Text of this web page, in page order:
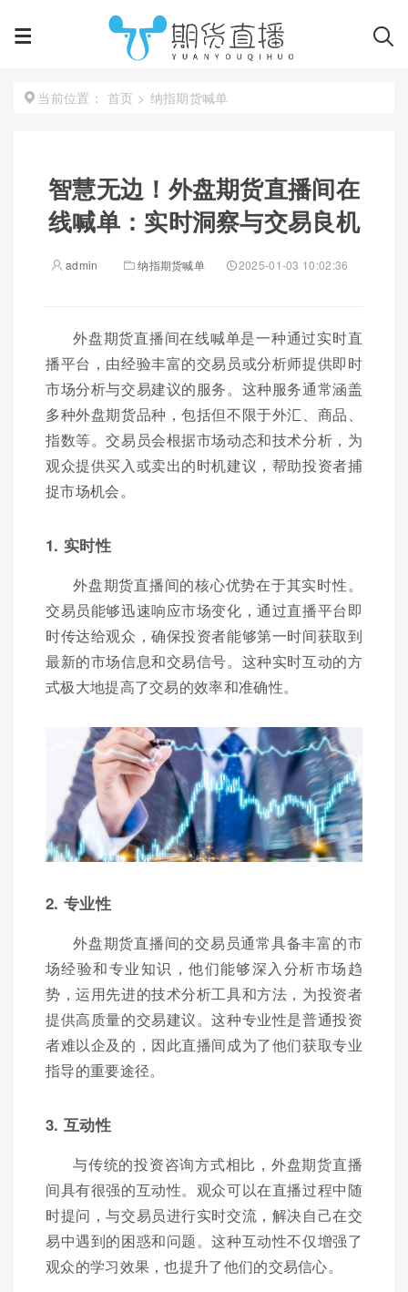
当前位置： 首页 > 纳指期货喊单
智慧无边！外盘期货直播间在
线喊单：实时洞察与交易良机
admin 纳指期货喊单 2025-01-03 10:02:36
外盘期货直播间在线喊单是一种通过实时直
播平台，由经验丰富的交易员或分析师提供即时
市场分析与交易建议的服务。这种服务通常涵盖
多种外盘期货品种，包括但不限于外汇、商品、
指数等。交易员会根据市场动态和技术分析，为
观众提供买入或卖出的时机建议，帮助投资者捕
捉市场机会。
1. 实时性
外盘期货直播间的核心优势在于其实时性。
交易员能够迅速响应市场变化，通过直播平台即
时传达给观众，确保投资者能够第一时间获取到
最新的市场信息和交易信号。这种实时互动的方
式极大地提高了交易的效率和准确性。
2. 专业性
外盘期货直播间的交易员通常具备丰富的市
场经验和专业知识，他们能够深入分析市场趋
势，运用先进的技术分析工具和方法，为投资者
提供高质量的交易建议。这种专业性是普通投资
者难以企及的，因此直播间成为了他们获取专业
指导的重要途径。
3. 互动性
与传统的投资咨询方式相比，外盘期货直播
间具有很强的互动性。观众可以在直播过程中随
时提问，与交易员进行实时交流，解决自己在交
易中遇到的困惑和问题。这种互动性不仅增强了
观众的学习效果，也提升了他们的交易信心。